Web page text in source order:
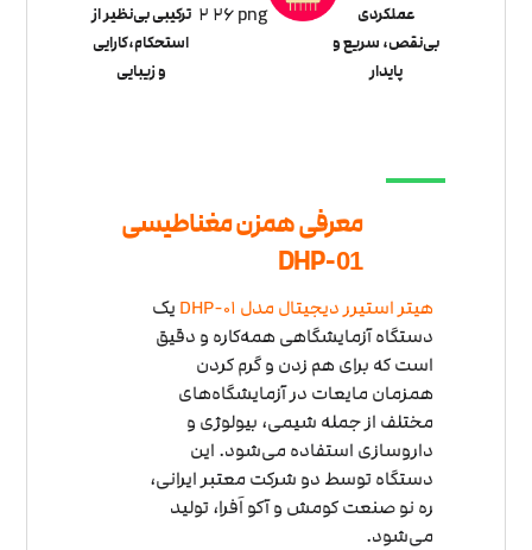
عملکردی
بی‌نقص، سریع و
پایدار
ترکیبی بی‌نظیر از
استحکام،کارایی
و زیبایی
معرفی همزن مغناطیسی
DHP-01
هیتر استیرر دیجیتال مدل DHP-01
یک
دستگاه آزمایشگاهی همه‌کاره و دقیق
است که برای هم زدن و گرم کردن
همزمان مایعات در آزمایشگاه‌های
مختلف از جمله شیمی، بیولوژی و
داروسازی استفاده می‌شود. این
دستگاه توسط دو شرکت معتبر ایرانی،
ره نو صنعت کومش و آکو اَفرا، تولید
می‌شود.